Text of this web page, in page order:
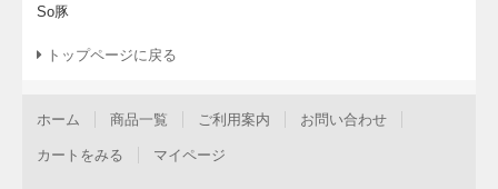
So豚
トップページに戻る
ホーム 商品一覧 ご利用案内 お問い合わせ
カートをみる マイページ